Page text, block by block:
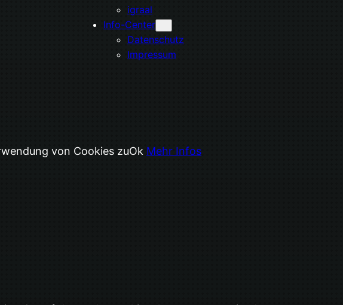
igraal
Info-Center
Datenschutz
Impressum
von Cookies zuOk Mehr Infos